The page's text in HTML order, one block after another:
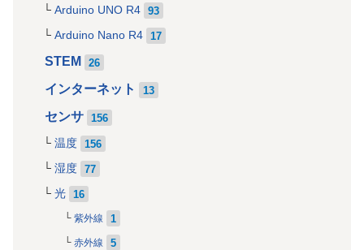
Arduino UNO R4 93
Arduino Nano R4 17
STEM 26
インターネット 13
センサ 156
温度 156
湿度 77
光 16
紫外線 1
赤外線 5